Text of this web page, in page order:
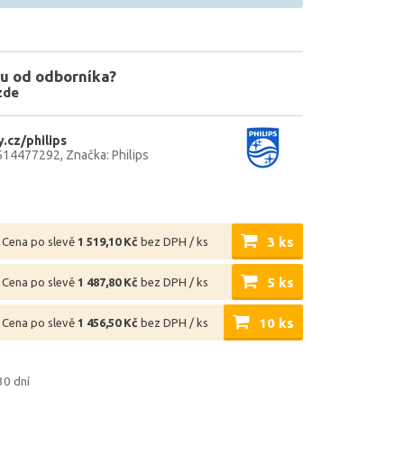
od odborníka?
philips
Značka: Philips
Cena po slevě 1 519,10 Kč bez DPH / ks 3 ks
Cena po slevě 1 487,80 Kč bez DPH / ks 5 ks
Cena po slevě 1 456,50 Kč bez DPH / ks 10 ks
dní